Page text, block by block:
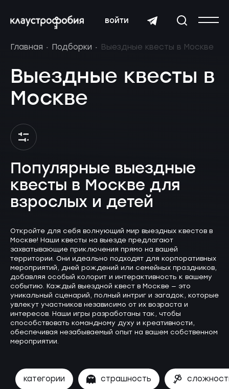
войти
Главная Подборки Выездные квесты в Москве
Выездные квесты в
Москве
Популярные выездные
квесты в Москве для
взрослых и детей
Откройте для себя волнующий мир выездных квестов в
Москве! Наши квесты на выезде предлагают
захватывающие приключения прямо на вашей
территории. Они идеально подходят для корпоративных
мероприятий, дней рождений или семейных праздников,
добавляя особый колорит и интерактивность к вашему
событию. Каждый выездной квест в Москве — это
уникальный сценарий, полный интриг и загадок, которые
увлекут участников независимо от их возраста и
интересов. Наши игры разработаны так, чтобы
способствовать командному духу и креативности,
обеспечивая незабываемый опыт на вашем собственном
мероприятии.
категории страшность